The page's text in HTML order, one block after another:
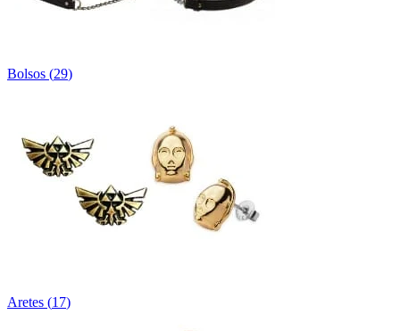
Bolsos (29)
Aretes (17)